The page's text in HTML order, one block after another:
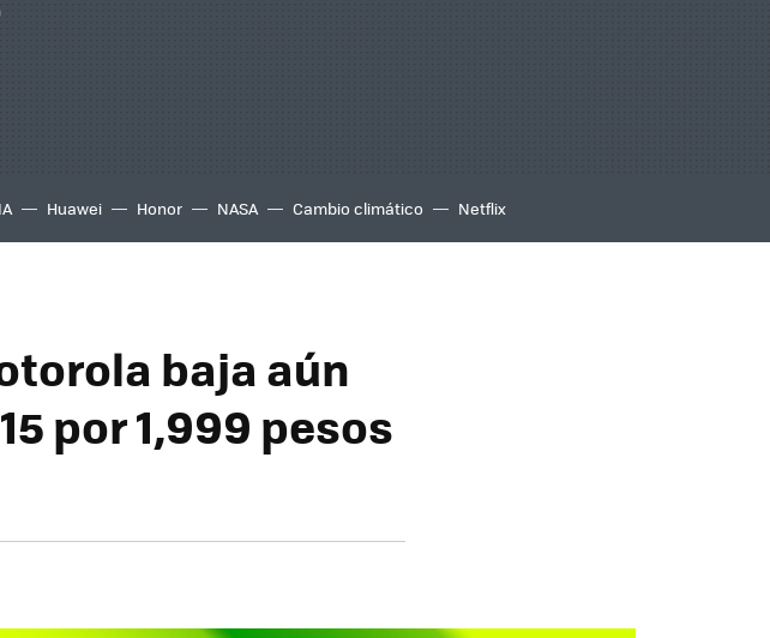
IA Huawei Honor NASA Cambio climático Netflix
baja aún
por 1,999 pesos